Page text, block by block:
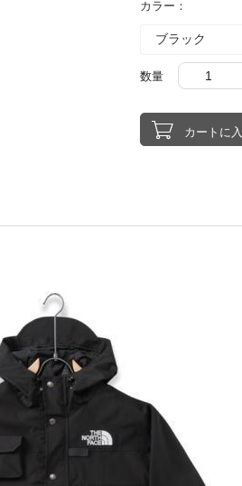
カラー：
数量